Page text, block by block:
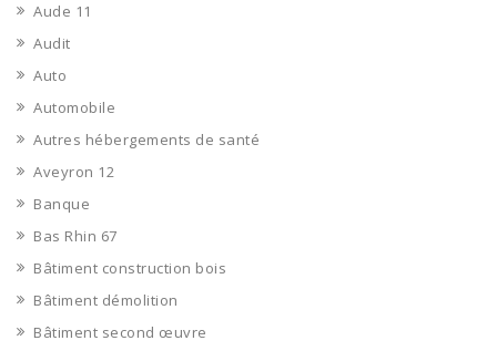
Aude 11
Audit
Auto
Automobile
Autres hébergements de santé
Aveyron 12
Banque
Bas Rhin 67
Bâtiment construction bois
Bâtiment démolition
Bâtiment second œuvre